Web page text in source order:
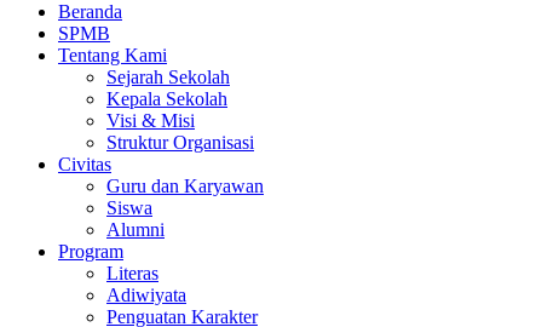
Beranda
SPMB
Tentang Kami
Sejarah Sekolah
Kepala Sekolah
Visi & Misi
Struktur Organisasi
Civitas
Guru dan Karyawan
Siswa
Alumni
Program
Literas
Adiwiyata
Penguatan Karakter